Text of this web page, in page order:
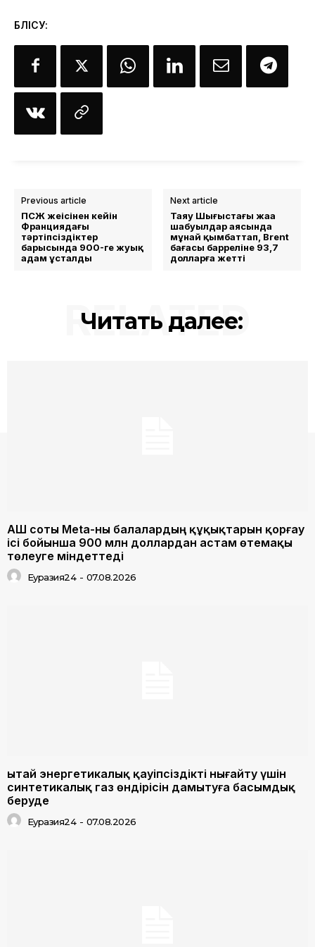
БӨЛІСУ:
Previous article
ПСЖ жеңісінен кейін
Франциядағы
тәртіпсіздіктер
барысында 900-ге жуық
адам ұсталды
Next article
Таяу Шығыстағы жаңа
шабуылдар аясында
мұнай қымбаттап, Brent
бағасы барреліне 93,7
долларға жетті
Читать далее:
RELATED
АҚШ соты Meta-ны балалардың құқықтарын қорғау
ісі бойынша 900 млн доллардан астам өтемақы
төлеуге міндеттеді
Еуразия24 - 07.08.2026
Қытай энергетикалық қауіпсіздікті нығайту үшін
синтетикалық газ өндірісін дамытуға басымдық
беруде
Еуразия24 - 07.08.2026